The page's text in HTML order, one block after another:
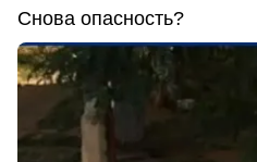
Снова опасность?